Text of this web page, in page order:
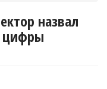
назвал
цифры